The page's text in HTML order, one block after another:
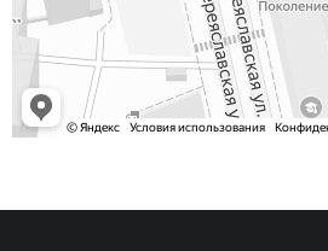
243/2
2Бл.Бирюзовый МП-20-243/2
S248
Св.Бирюза
2400000683254
203/3
3Т.Бирюзовый
МП-20-203/3